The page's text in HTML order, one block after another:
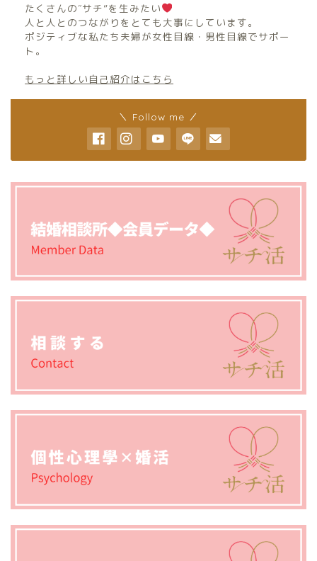
たくさんの″サチ”を生みたい
人と人とのつながりをとても大事にしています。
ポジティブな私たち夫婦が女性目線・男性目線でサポー
ト。
もっと詳しい自己紹介はこちら
＼ Follow me ／